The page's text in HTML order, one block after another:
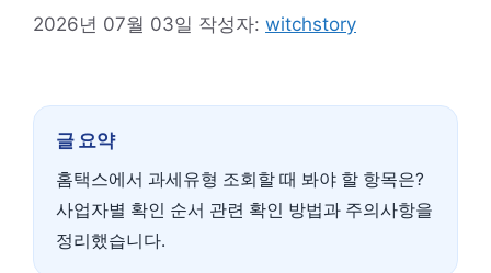
2026년 07월 03일 작성자: witchstory
글 요약
홈택스에서 과세유형 조회할 때 봐야 할 항목은?
사업자별 확인 순서 관련 확인 방법과 주의사항을
정리했습니다.